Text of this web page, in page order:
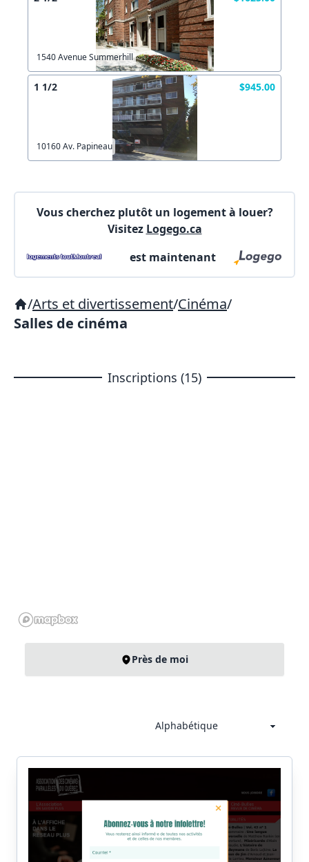
1540 Avenue Summerhill
1 1/2 $945.00
10160 Av. Papineau
Vous cherchez plutôt un logement à louer?
Visitez Logego.ca
est maintenant
/Arts et divertissement/Cinéma/
Salles de cinéma
Inscriptions (15)
Près de moi
X Fermer
Lien vers inscription (sera inclus dans courriel)
Copier lien
X Fermer